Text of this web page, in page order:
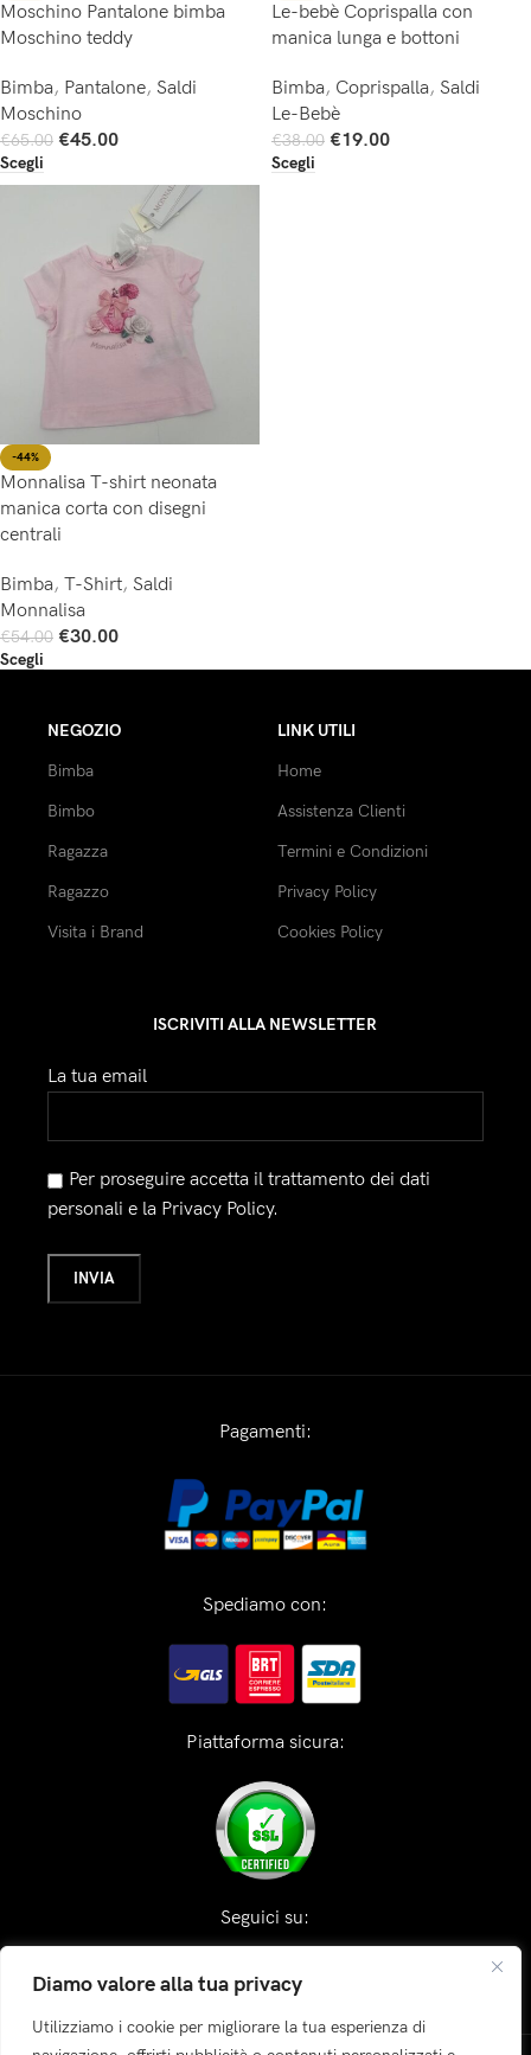
Diamo valore alla tua privacy
Utilizziamo i cookie per migliorare la tua esperienza di
Moschino Pantalone bimba
Moschino teddy
Bimba, Pantalone, Saldi
Moschino
€65.00 €45.00
Scegli
Le-bebè Coprispalla con
manica lunga e bottoni
Bimba, Coprispalla, Saldi
Le-Bebè
€38.00 €19.00
Scegli
-44%
Monnalisa T-shirt neonata
manica corta con disegni
centrali
Bimba, T-Shirt, Saldi
Monnalisa
€54.00 €30.00
Scegli
NEGOZIO
Bimba
Bimbo
Ragazza
Ragazzo
Visita i Brand
LINK UTILI
Home
Assistenza Clienti
Termini e Condizioni
Privacy Policy
Cookies Policy
ISCRIVITI ALLA NEWSLETTER
La tua email
Per proseguire accetta il trattamento dei dati
personali e la Privacy Policy.
Pagamenti:
Spediamo con:
Piattaforma sicura:
Seguici su: